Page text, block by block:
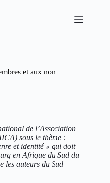
et aux non-
de l’Association
sous le thème :
et identité » qui doit
en Afrique du Sud du
les auteurs du Sud